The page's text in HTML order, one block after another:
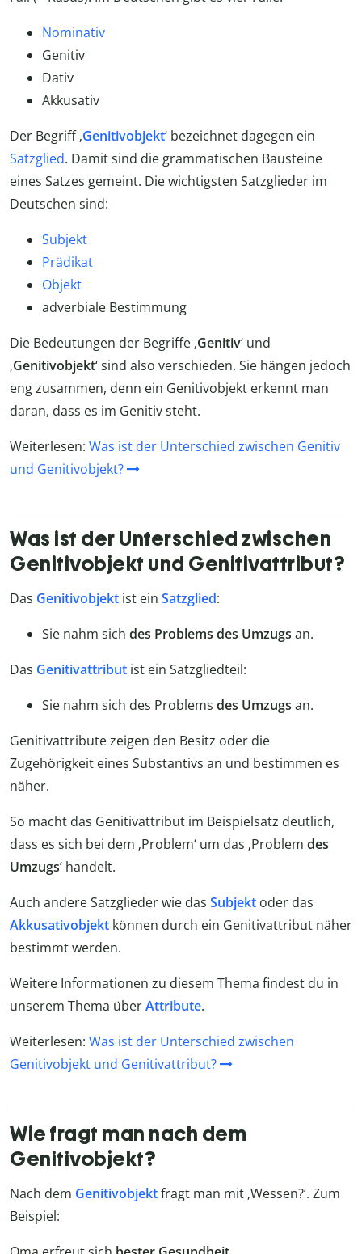
Nominativ
Genitiv
Dativ
Akkusativ
Der Begriff ‚Genitivobjekt‘ bezeichnet dagegen ein
Satzglied. Damit sind die grammatischen Bausteine
eines Satzes gemeint. Die wichtigsten Satzglieder im
Deutschen sind:
Subjekt
Prädikat
Objekt
adverbiale Bestimmung
Die Bedeutungen der Begriffe ‚Genitiv‘ und
‚Genitivobjekt‘ sind also verschieden. Sie hängen jedoch
eng zusammen, denn ein Genitivobjekt erkennt man
daran, dass es im Genitiv steht.
Weiterlesen: Was ist der Unterschied zwischen Genitiv
und Genitivobjekt?
Was ist der Unterschied zwischen
Genitivobjekt und Genitivattribut?
Das Genitivobjekt ist ein Satzglied:
Sie nahm sich des Problems des Umzugs an.
Das Genitivattribut ist ein Satzgliedteil:
Sie nahm sich des Problems des Umzugs an.
Genitivattribute zeigen den Besitz oder die
Zugehörigkeit eines Substantivs an und bestimmen es
näher.
So macht das Genitivattribut im Beispielsatz deutlich,
dass es sich bei dem ‚Problem‘ um das ‚Problem des
Umzugs‘ handelt.
Auch andere Satzglieder wie das Subjekt oder das
Akkusativobjekt können durch ein Genitivattribut näher
bestimmt werden.
Weitere Informationen zu diesem Thema findest du in
unserem Thema überAttribute.
Weiterlesen: Was ist der Unterschied zwischen
Genitivobjekt und Genitivattribut?
Wie fragt man nach dem
Genitivobjekt?
Nach dem Genitivobjektfragt man mit ‚Wessen?‘. Zum
Beispiel: